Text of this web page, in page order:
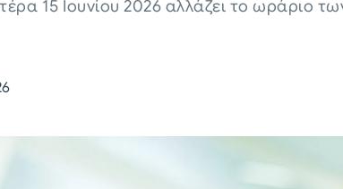
15 Ιουνίου 2026 αλλάζει το ωράριο